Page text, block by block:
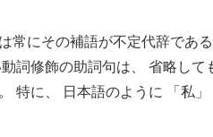
常にその補語が不定代辞であ
詞修飾の助詞句は、 省略し
特に、 日本語のように 「私